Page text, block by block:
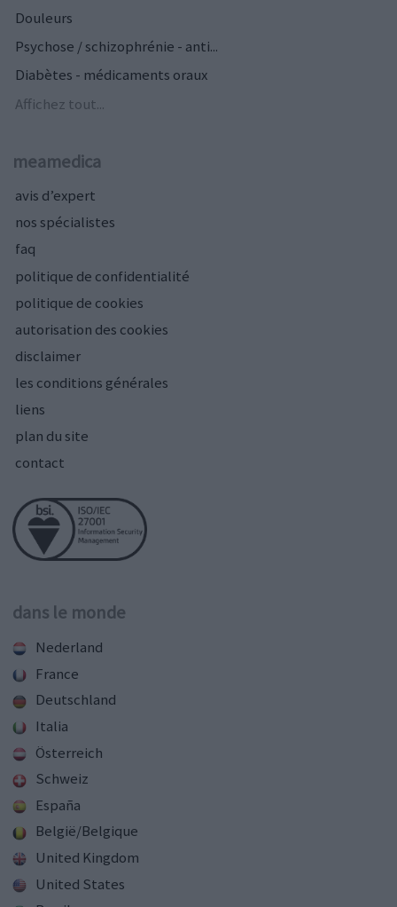
Douleurs
Psychose / schizophrénie - anti...
Diabètes - médicaments oraux
Affichez tout...
meamedica
avis d’expert
nos spécialistes
faq
politique de confidentialité
politique de cookies
autorisation des cookies
disclaimer
les conditions générales
liens
plan du site
contact
dans le monde
Nederland
France
Deutschland
Italia
Österreich
Schweiz
España
België/Belgique
United Kingdom
United States